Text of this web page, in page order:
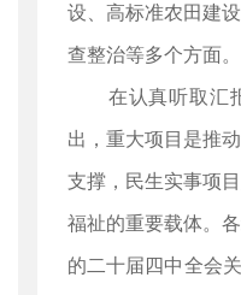
设、高标准农田建
查整治等多个方面。
在认真听取汇报
出，重大项目是推
支撑，民生实事项
福祉的重要载体。
的二十届四中全会